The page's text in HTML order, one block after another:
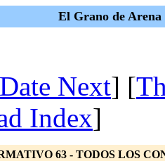
El Grano de Arena
Date Next] [
Index]
63 - TODOS LOS